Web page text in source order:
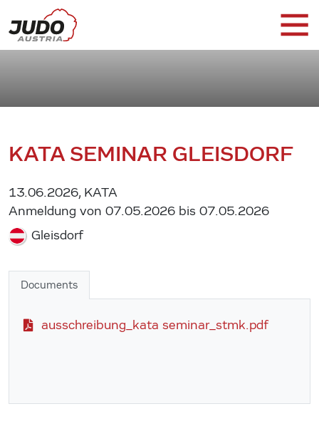
KATA SEMINAR GLEISDORF
13.06.2026, KATA
Anmeldung von 07.05.2026 bis 07.05.2026
Gleisdorf
Documents
ausschreibung_kata seminar_stmk.pdf